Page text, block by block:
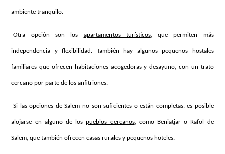
ambiente tranquilo.
-Otra opción son los apartamentos turísticos, que permiten más
independencia y flexibilidad. También hay algunos pequeños hostales
familiares que ofrecen habitaciones acogedoras y desayuno, con un trato
cercano por parte de los anfitriones.
-Si las opciones de Salem no son suficientes o están completas, es posible
alojarse en alguno de lospueblos cercanos, como Beniatjar o Rafol de
Salem, que también ofrecen casas rurales y pequeños hoteles.